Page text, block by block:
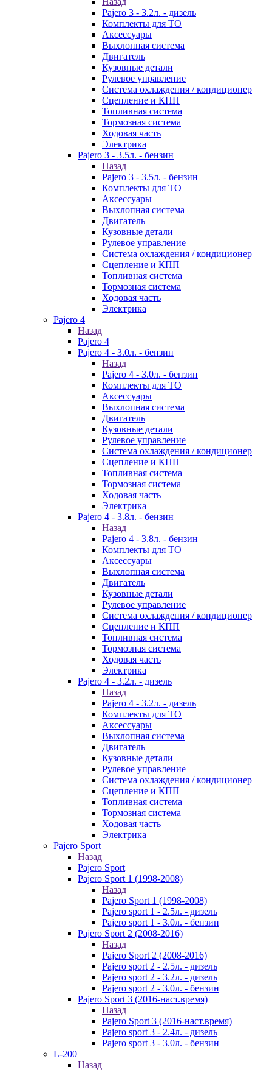
Pajero 3 - 3.2л. - дизель
Комплекты для ТО
Аксессуары
Выхлопная система
Двигатель
Кузовные детали
Рулевое управление
Система охлаждения / кондиционер
Сцепление и КПП
Топливная система
Тормозная система
Ходовая часть
Электрика
Pajero 3 - 3.5л. - бензин
Назад
Pajero 3 - 3.5л. - бензин
Комплекты для ТО
Аксессуары
Выхлопная система
Двигатель
Кузовные детали
Рулевое управление
Система охлаждения / кондиционер
Сцепление и КПП
Топливная система
Тормозная система
Ходовая часть
Электрика
Pajero 4
Назад
Pajero 4
Pajero 4 - 3.0л. - бензин
Назад
Pajero 4 - 3.0л. - бензин
Комплекты для ТО
Аксессуары
Выхлопная система
Двигатель
Кузовные детали
Рулевое управление
Система охлаждения / кондиционер
Сцепление и КПП
Топливная система
Тормозная система
Ходовая часть
Электрика
Pajero 4 - 3.8л. - бензин
Назад
Pajero 4 - 3.8л. - бензин
Комплекты для ТО
Аксессуары
Выхлопная система
Двигатель
Кузовные детали
Рулевое управление
Система охлаждения / кондиционер
Сцепление и КПП
Топливная система
Тормозная система
Ходовая часть
Электрика
Pajero 4 - 3.2л. - дизель
Назад
Pajero 4 - 3.2л. - дизель
Комплекты для ТО
Аксессуары
Выхлопная система
Двигатель
Кузовные детали
Рулевое управление
Система охлаждения / кондиционер
Сцепление и КПП
Топливная система
Тормозная система
Ходовая часть
Электрика
Pajero Sport
Назад
Pajero Sport
Pajero Sport 1 (1998-2008)
Назад
Pajero Sport 1 (1998-2008)
Pajero sport 1 - 2.5л. - дизель
Pajero sport 1 - 3.0л. - бензин
Pajero Sport 2 (2008-2016)
Назад
Pajero Sport 2 (2008-2016)
Pajero sport 2 - 2.5л. - дизель
Pajero sport 2 - 3.2л. - дизель
Pajero sport 2 - 3.0л. - бензин
Pajero Sport 3 (2016-наст.время)
Назад
Pajero Sport 3 (2016-наст.время)
Pajero sport 3 - 2.4л. - дизель
Pajero sport 3 - 3.0л. - бензин
L-200
Назад